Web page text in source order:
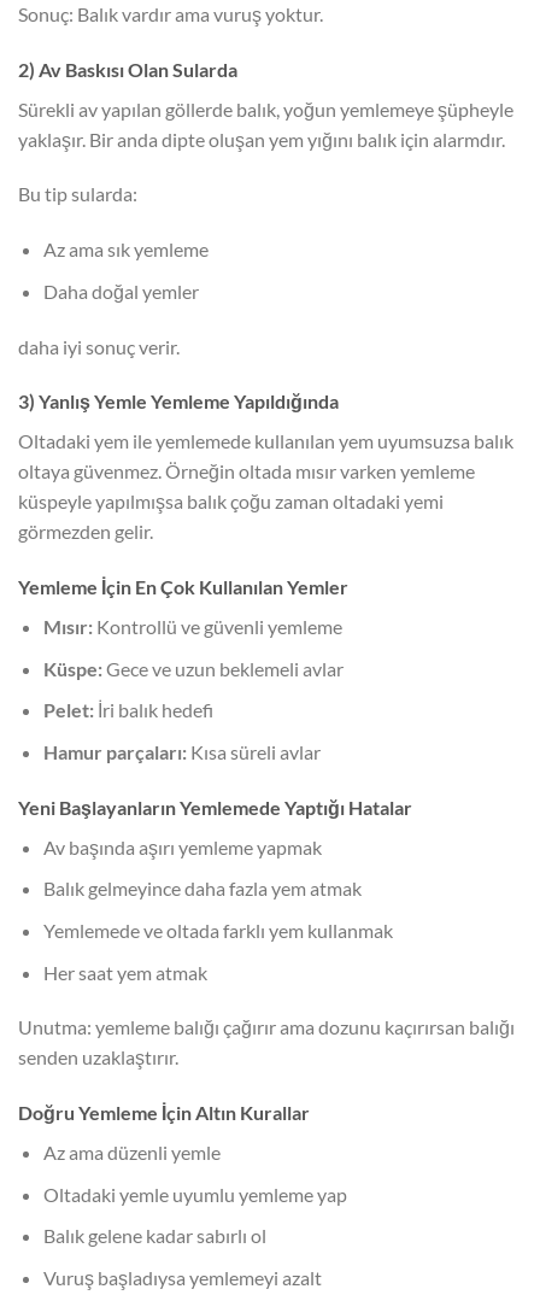
Sonuç: Balık vardır ama vuruş yoktur.
2) Av Baskısı Olan Sularda
Sürekli av yapılan göllerde balık, yoğun yemlemeye şüpheyle
yaklaşır. Bir anda dipte oluşan yem yığını balık için alarmdır.
Bu tip sularda:
Az ama sık yemleme
Daha doğal yemler
daha iyi sonuç verir.
3) Yanlış Yemle Yemleme Yapıldığında
Oltadaki yem ile yemlemede kullanılan yem uyumsuzsa balık
oltaya güvenmez. Örneğin oltada mısır varken yemleme
küspeyle yapılmışsa balık çoğu zaman oltadaki yemi
görmezden gelir.
Yemleme İçin En Çok Kullanılan Yemler
Mısır:Kontrollü ve güvenli yemleme
Küspe:Gece ve uzun beklemeli avlar
Pelet:İri balık hedefi
Hamur parçaları:Kısa süreli avlar
Yeni Başlayanların Yemlemede Yaptığı Hatalar
Av başında aşırı yemleme yapmak
Balık gelmeyince daha fazla yem atmak
Yemlemede ve oltada farklı yem kullanmak
Her saat yem atmak
Unutma: yemleme balığı çağırır ama dozunu kaçırırsan balığı
senden uzaklaştırır.
Doğru Yemleme İçin Altın Kurallar
Az ama düzenli yemle
Oltadaki yemle uyumlu yemleme yap
Balık gelene kadar sabırlı ol
Vuruş başladıysa yemlemeyi azalt